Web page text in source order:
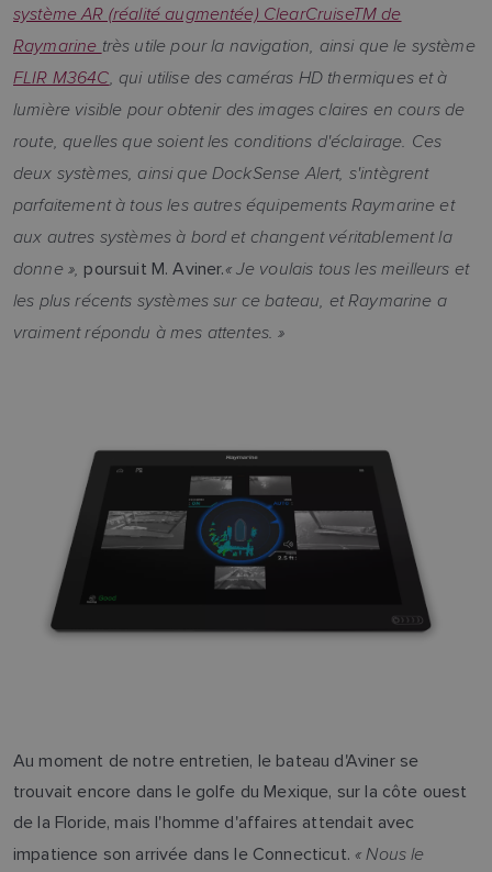
système AR (réalité augmentée) ClearCruiseTM de
Raymarine très utile pour la navigation, ainsi que le système
FLIR M364C, qui utilise des caméras HD thermiques et à
lumière visible pour obtenir des images claires en cours de
route, quelles que soient les conditions d'éclairage. Ces
deux systèmes, ainsi que DockSense Alert, s'intègrent
parfaitement à tous les autres équipements Raymarine et
aux autres systèmes à bord et changent véritablement la
donne », poursuit M. Aviner.« Je voulais tous les meilleurs et
les plus récents systèmes sur ce bateau, et Raymarine a
vraiment répondu à mes attentes. »
Au moment de notre entretien, le bateau d'Aviner se
trouvait encore dans le golfe du Mexique, sur la côte ouest
de la Floride, mais l'homme d'affaires attendait avec
impatience son arrivée dans le Connecticut. « Nous le